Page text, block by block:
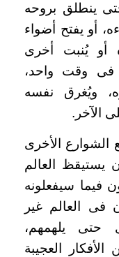
ينطلق بروحه
أو يفتح أضواء
أو يُنبت أخرى
فى وقت واحد،
ويُغرق نفسه
الآخر.
الشوارع الأخرى
يستيقظ العالم
فيما سيفعلونه
فى العالم غير
حتى يلهمهم،
العجيبة